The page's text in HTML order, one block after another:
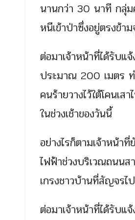
นานกว่า 30 นาที กลุ่ม
หนีเข้าป่าซึ่งอยู่ตรงข้า
ต่อมาเจ้าหน้าที่ได้รับแ
ประมาณ 200 เมตร ท
คนร้ายวางไว้ใต้โคนเ
ในช่วงเช้าของวันนี้
อย่างไรก็ตามเจ้าหน้า
ไฟฟ้าช่วงบริเวณถนนส
เกรงชาวบ้านที่สัญจรไ
ต่อมาเจ้าหน้าที่ได้รับแ